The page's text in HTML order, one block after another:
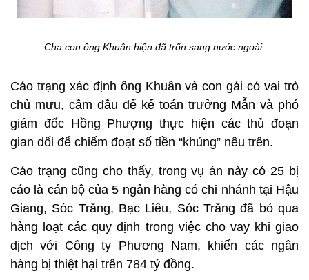
Cha con ông Khuân hiện đã trốn sang nước ngoài.
Cáo trạng xác định ông Khuân và con gái có vai trò
chủ mưu, cầm đầu để kế toán trưởng Mẫn và phó
giám đốc Hồng Phượng thực hiện các thủ đoạn
gian dối để chiếm đoạt số tiền “khủng” nêu trên.
Cáo trạng cũng cho thấy, trong vụ án này có 25 bị
cáo là cán bộ của 5 ngân hàng có chi nhánh tại Hậu
Giang, Sóc Trăng, Bạc Liêu, Sóc Trăng đã bỏ qua
hàng loạt các quy định trong việc cho vay khi giao
dịch với Công ty Phương Nam, khiến các ngân
hàng bị thiệt hại trên 784 tỷ đồng.